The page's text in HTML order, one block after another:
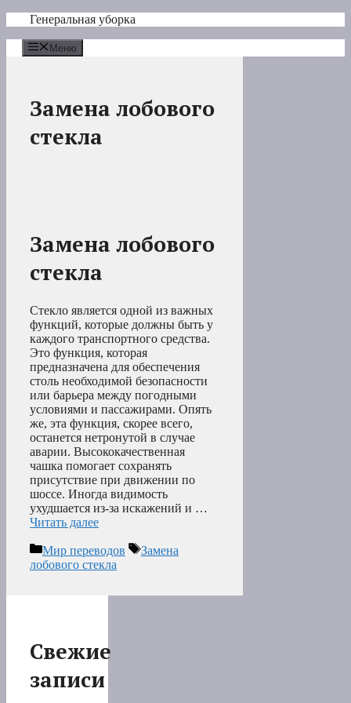
Перейти
содержимому
Генеральная уборка
Меню
Замена лобового
стекла
Замена лобового
стекла
Стекло является одной из важных
функций, которые должны быть у
каждого транспортного средства.
Это функция, которая
предназначена для обеспечения
столь необходимой безопасности
или барьера между погодными
условиями и пассажирами. Опять
же, эта функция, скорее всего,
останется нетронутой в случае
аварии. Высококачественная
чашка помогает сохранять
присутствие при движении по
шоссе. Иногда видимость
ухудшается из-за искажений и …
Читать далее
Рубрики
Мир переводов Метки
Замена
лобового стекла
Свежие
записи